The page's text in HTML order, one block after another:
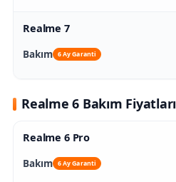
Realme 7
Bakım 6 Ay Garanti
Realme 6 Bakım Fiyatları
Realme 6 Pro
Bakım 6 Ay Garanti